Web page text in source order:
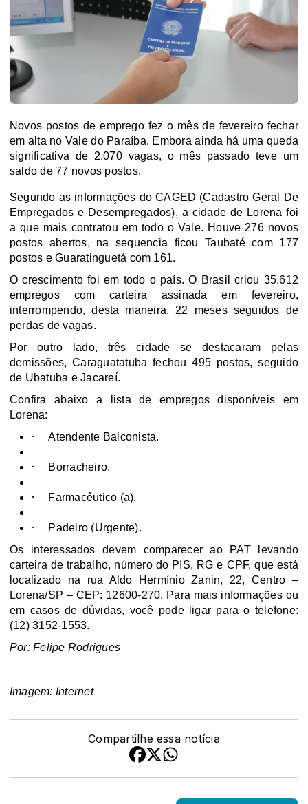
Novos postos de emprego fez o mês de fevereiro fechar
em alta no Vale do Paraíba. Embora ainda há uma queda
significativa de 2.070 vagas, o mês passado teve um
saldo de 77 novos postos.
Segundo as informações do CAGED (Cadastro Geral De
Empregados e Desempregados), a cidade de Lorena foi
a que mais contratou em todo o Vale. Houve 276 novos
postos abertos, na sequencia ficou Taubaté com 177
postos e Guaratinguetá com 161.
O crescimento foi em todo o país. O Brasil criou 35.612
empregos com carteira assinada em fevereiro,
interrompendo, desta maneira, 22 meses seguidos de
perdas de vagas.
Por outro lado, três cidade se destacaram pelas
demissões, Caraguatatuba fechou 495 postos, seguido
de Ubatuba e Jacareí.
Confira abaixo a lista de empregos disponíveis em
Lorena:
· Atendente Balconista.
· Borracheiro.
· Farmacêutico (a).
·
Padeiro (Urgente).
Os interessados devem comparecer ao PAT levando
carteira de trabalho, número do PIS, RG e CPF, que está
localizado na rua Aldo Hermínio Zanin, 22, Centro –
Lorena/SP – CEP: 12600-270. Para mais informações ou
em casos de dúvidas, você pode ligar para o telefone:
(12) 3152-1553.
Por: Felipe Rodrigues
Imagem: Internet
Compartilhe essa notícia